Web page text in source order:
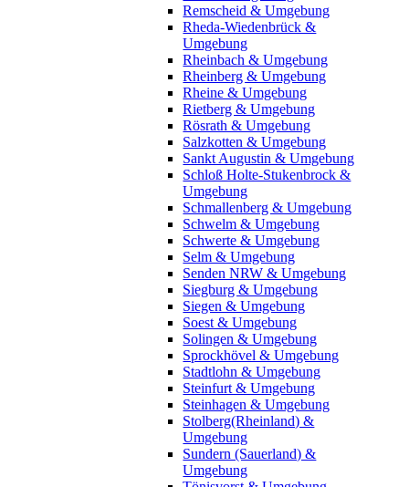
Remscheid & Umgebung
Rheda-Wiedenbrück &
Umgebung
Rheinbach & Umgebung
Rheinberg & Umgebung
Rheine & Umgebung
Rietberg & Umgebung
Rösrath & Umgebung
Salzkotten & Umgebung
Sankt Augustin & Umgebung
Schloß Holte-Stukenbrock &
Umgebung
Schmallenberg & Umgebung
Schwelm & Umgebung
Schwerte & Umgebung
Selm & Umgebung
Senden NRW & Umgebung
Siegburg & Umgebung
Siegen & Umgebung
Soest & Umgebung
Solingen & Umgebung
Sprockhövel & Umgebung
Stadtlohn & Umgebung
Steinfurt & Umgebung
Steinhagen & Umgebung
Stolberg(Rheinland) &
Umgebung
Sundern (Sauerland) &
Umgebung